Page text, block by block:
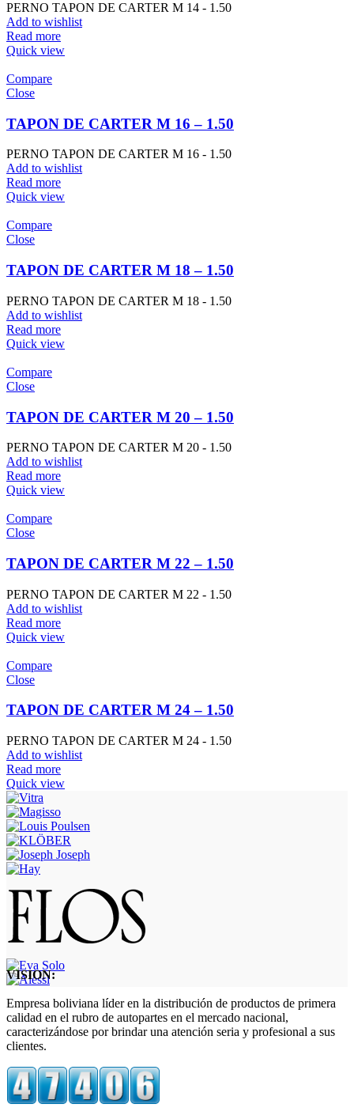
PERNO TAPON DE CARTER M 14 - 1.50
Add to wishlist
Read more
Quick view
Compare
Close
TAPON DE CARTER M 16 – 1.50
PERNO TAPON DE CARTER M 16 - 1.50
Add to wishlist
Read more
Quick view
Compare
Close
TAPON DE CARTER M 18 – 1.50
PERNO TAPON DE CARTER M 18 - 1.50
Add to wishlist
Read more
Quick view
Compare
Close
TAPON DE CARTER M 20 – 1.50
PERNO TAPON DE CARTER M 20 - 1.50
Add to wishlist
Read more
Quick view
Compare
Close
TAPON DE CARTER M 22 – 1.50
PERNO TAPON DE CARTER M 22 - 1.50
Add to wishlist
Read more
Quick view
Compare
Close
TAPON DE CARTER M 24 – 1.50
PERNO TAPON DE CARTER M 24 - 1.50
Add to wishlist
Read more
Quick view
VISION:
Empresa boliviana líder en la distribución de productos de primera
calidad en el rubro de autopartes en el mercado nacional,
caracterizándose por brindar una atención seria y profesional a sus
clientes.